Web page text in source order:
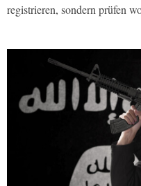
registrieren, sondern prüfen